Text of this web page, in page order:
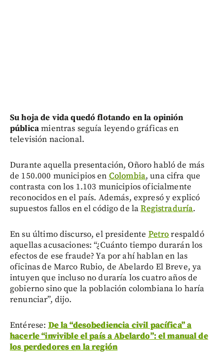
Su hoja de vida quedó flotando en la opinión
públicamientras seguía leyendo gráficas en
televisión nacional.
Durante aquella presentación, Oñoro habló de más
de 150.000 municipios en Colombia, una cifra que
contrasta con los 1.103 municipios oficialmente
reconocidos en el país. Además, expresó y explicó
supuestos fallos en el código de laRegistraduría.
En su último discurso, el presidente Petrorespaldó
aquellas acusaciones: “¿Cuánto tiempo durarán los
efectos de ese fraude? Ya por ahí hablan en las
oficinas de Marco Rubio, de Abelardo El Breve, ya
intuyen que incluso no duraría los cuatro años de
gobierno sino que la población colombiana lo haría
renunciar”, dijo.
Entérese: De la “desobediencia civil pacífica” a
hacerle “invivible el país a Abelardo”: el manual de
los perdedores en la región